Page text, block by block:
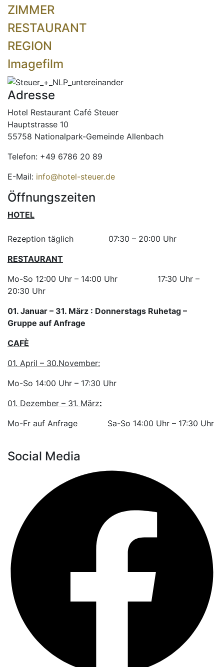
ZIMMER
RESTAURANT
REGION
Imagefilm
Adresse
Hotel Restaurant Café Steuer
Hauptstrasse 10
55758 Nationalpark-Gemeinde Allenbach
Telefon: +49 6786 20 89
E-Mail: info@hotel-steuer.de
Öffnungszeiten
HOTEL
Rezeption täglich 07:30 – 20:00 Uhr
RESTAURANT
Mo-So 12:00 Uhr – 14:00 Uhr
17:30 Uhr –
20:30 Uhr
01. Januar – 31. März : Donnerstags Ruhetag –
Gruppe auf Anfrage
CAFÈ
01. April – 30.November:
Mo-So 14:00 Uhr – 17:30 Uhr
01. Dezember – 31. März:
Mo-Fr auf Anfrage Sa-So 14:00 Uhr – 17:30 Uhr
Social Media